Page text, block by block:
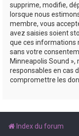
supprime, modifie,
lorsque nous
membre, vous
avez saisies soient
que ces informations
sans votre
Minneapolis Sound
responsables en cas
compromettre les
Index du forum